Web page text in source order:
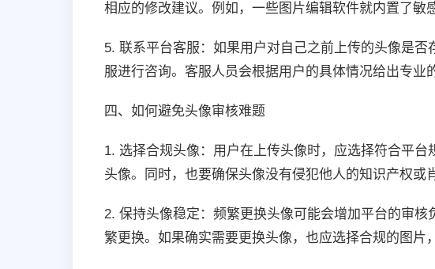
相应的修改建议。例如，一些图片编辑软件就内置了敏
5. 联系平台客服：如果用户对自己之前上传的头像是
服进行咨询。客服人员会根据用户的具体情况给出专业
四、如何避免头像审核难题
1. 选择合规头像：用户在上传头像时，应选择符合平
头像。同时，也要确保头像没有侵犯他人的知识产权或
2. 保持头像稳定：频繁更换头像可能会增加平台的审
繁更换。如果确实需要更换头像，也应选择合规的图片